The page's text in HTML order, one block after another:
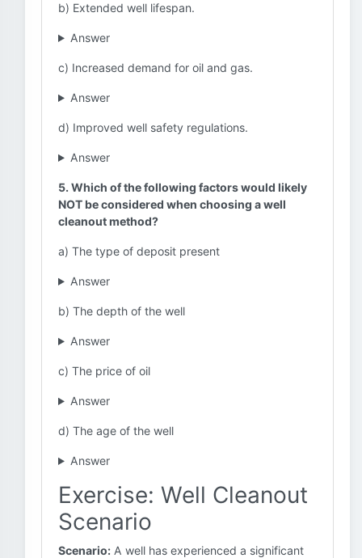
b) Extended well lifespan.
Answer
c) Increased demand for oil and gas.
Answer
d) Improved well safety regulations.
Answer
5. Which of the following factors would likely
NOT be considered when choosing a well
cleanout method?
a) The type of deposit present
Answer
b) The depth of the well
Answer
c) The price of oil
Answer
d) The age of the well
Answer
Exercise: Well Cleanout
Scenario
Scenario: A well has experienced a significant